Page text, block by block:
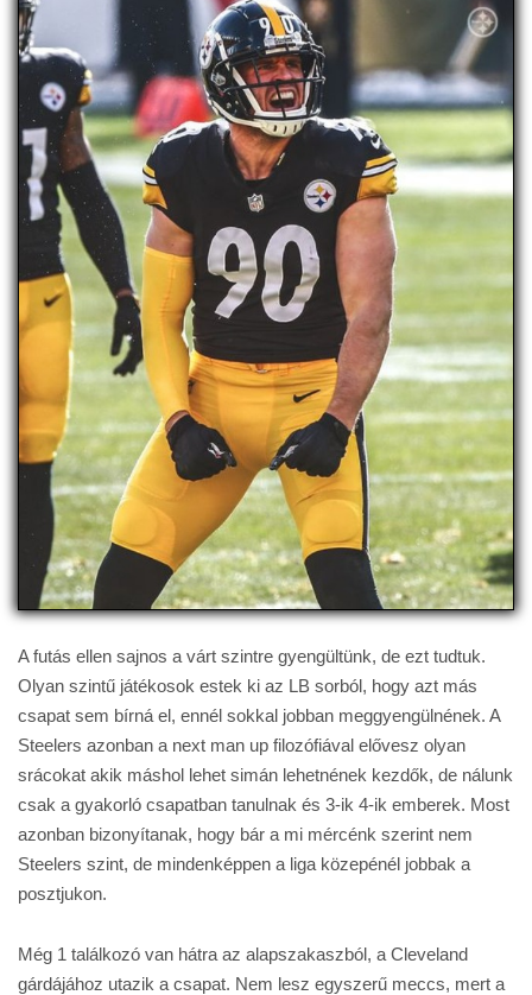
A futás ellen sajnos a várt szintre gyengültünk, de ezt tudtuk.
Olyan szintű játékosok estek ki az LB sorból, hogy azt más
csapat sem bírná el, ennél sokkal jobban meggyengülnének. A
Steelers azonban a next man up filozófiával elővesz olyan
srácokat akik máshol lehet simán lehetnének kezdők, de nálunk
csak a gyakorló csapatban tanulnak és 3-ik 4-ik emberek. Most
azonban bizonyítanak, hogy bár a mi mércénk szerint nem
Steelers szint, de mindenképpen a liga közepénél jobbak a
posztjukon.
Még 1 találkozó van hátra az alapszakaszból, a Cleveland
gárdájához utazik a csapat. Nem lesz egyszerű meccs, mert a